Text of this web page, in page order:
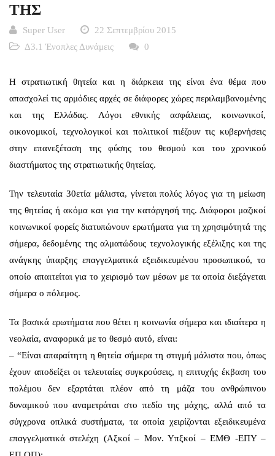
ΤΗΣ
Super User
22 Σεπτεμβρίου 2015
Δ3.1 Ένοπλες Δυνάμεις
0
Η στρατιωτική θητεία και η διάρκεια της είναι ένα θέμα που
απασχολεί τις αρμόδιες αρχές σε διάφορες χώρες περιλαμβανομένης
και της Ελλάδας. Λόγοι εθνικής ασφάλειας, κοινωνικοί,
οικονομικοί, τεχνολογικοί και πολιτικοί πιέζουν τις κυβερνήσεις
στην επανεξέταση της φύσης του θεσμού και του χρονικού
διαστήματος της στρατιωτικής θητείας.
Την τελευταία 30ετία μάλιστα, γίνεται πολύς λόγος για τη μείωση
της θητείας ή ακόμα και για την κατάργησή της. Διάφοροι μαζικοί
κοινωνικοί φορείς διατυπώνουν ερωτήματα για τη χρησιμότητά της
σήμερα, δεδομένης της αλματώδους τεχνολογικής εξέλιξης και της
ανάγκης ύπαρξης επαγγελματικά εξειδικευμένου προσωπικού, το
οποίο απαιτείται για το χειρισμό των μέσων με τα οποία διεξάγεται
σήμερα ο πόλεμος.
Τα βασικά ερωτήματα που θέτει η κοινωνία σήμερα και ιδιαίτερα η
νεολαία, αναφορικά με το θεσμό αυτό, είναι:
– “Είναι απαραίτητη η θητεία σήμερα τη στιγμή μάλιστα που, όπως
έχουν αποδείξει οι τελευταίες συγκρούσεις, η επιτυχής έκβαση του
πολέμου δεν εξαρτάται πλέον από τη μάζα του ανθρώπινου
δυναμικού που αναμετράται στο πεδίο της μάχης, αλλά από τα
σύγχρονα οπλικά συστήματα, τα οποία χειρίζονται εξειδικευμένα
επαγγελματικά στελέχη (Αξκοί – Μον. Υπξκοί – ΕΜΘ -ΕΠΥ –